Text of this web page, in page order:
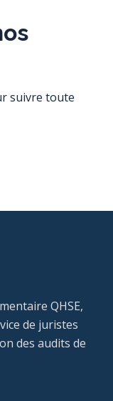
suivre toute
QHSE,
de juristes
des audits de